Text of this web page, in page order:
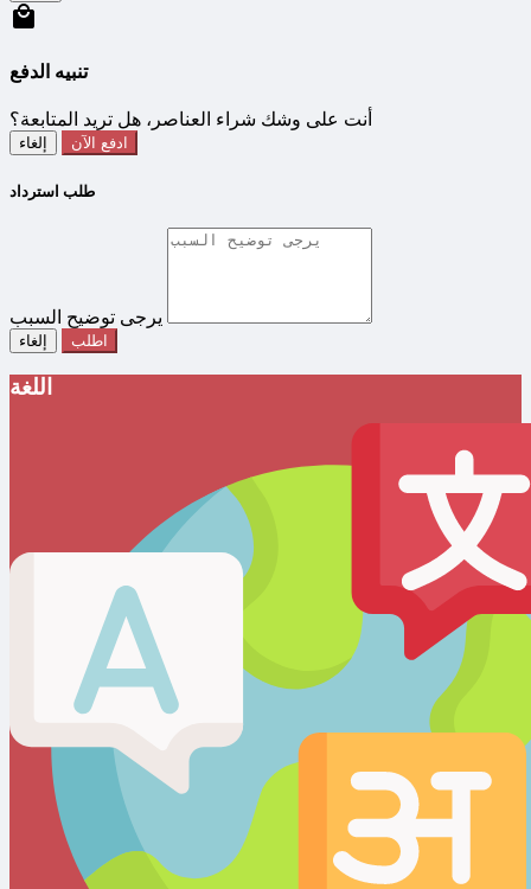
تنبيه الدفع
أنت على وشك شراء العناصر، هل تريد المتابعة؟
إلغاء ادفع الآن
طلب استرداد
يرجى توضيح السبب
إلغاء اطلب
اللغة